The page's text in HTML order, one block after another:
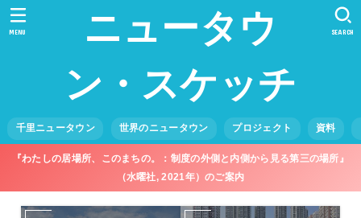
ニュータウ
ン・スケッチ
千里ニュータウン 世界のニュータウン プロジェクト 資料
SEARCH
MENU
『わたしの居場所、このまちの。：制度の外側と内側から見る第三の場所』
（水曜社, 2021年）のご案内